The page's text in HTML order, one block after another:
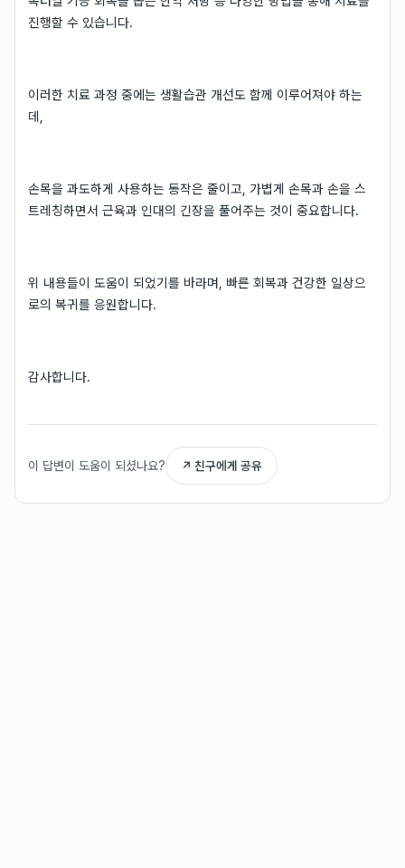
진행할 수 있습니다.
이러한 치료 과정 중에는 생활습관 개선도 함께 이루어져야 하는
데,
손목을 과도하게 사용하는 동작은 줄이고, 가볍게 손목과 손을 스
트레칭하면서 근육과 인대의 긴장을 풀어주는 것이 중요합니다.
위 내용들이 도움이 되었기를 바라며, 빠른 회복과 건강한 일상으
로의 복귀를 응원합니다.
감사합니다.
이 답변이 도움이 되셨나요? ↗ 친구에게 공유